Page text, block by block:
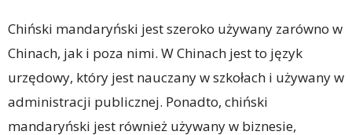
Chiński mandaryński jest szeroko używany zarówno w
Chinach, jak i poza nimi. W Chinach jest to język
urzędowy, który jest nauczany w szkołach i używany w
administracji publicznej. Ponadto, chiński
mandaryński jest również używany w biznesie,